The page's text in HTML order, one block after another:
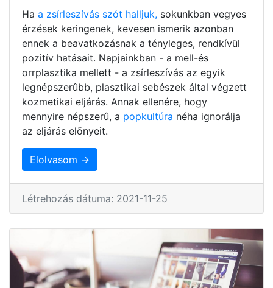
Ha a zsírleszívás szót halljuk, sokunkban vegyes
érzések keringenek, kevesen ismerik azonban
ennek a beavatkozásnak a tényleges, rendkívül
pozitív hatásait. Napjainkban - a mell-és
orrplasztika mellett - a zsírleszívás az egyik
legnépszerûbb, plasztikai sebészek által végzett
kozmetikai eljárás. Annak ellenére, hogy
mennyire népszerû, a popkultúra néha ignorálja
az eljárás elõnyeit.
Elolvasom →
Létrehozás dátuma: 2021-11-25